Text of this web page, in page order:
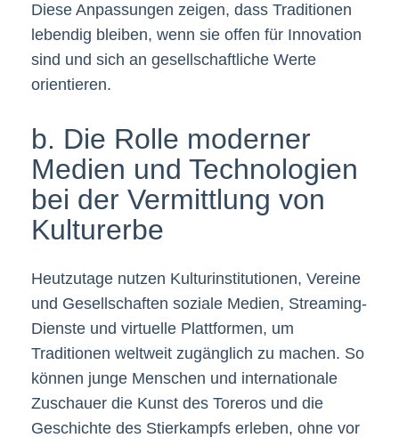
Diese Anpassungen zeigen, dass Traditionen
lebendig bleiben, wenn sie offen für Innovation
sind und sich an gesellschaftliche Werte
orientieren.
b. Die Rolle moderner
Medien und Technologien
bei der Vermittlung von
Kulturerbe
Heutzutage nutzen Kulturinstitutionen, Vereine
und Gesellschaften soziale Medien, Streaming-
Dienste und virtuelle Plattformen, um
Traditionen weltweit zugänglich zu machen. So
können junge Menschen und internationale
Zuschauer die Kunst des Toreros und die
Geschichte des Stierkampfs erleben, ohne vor